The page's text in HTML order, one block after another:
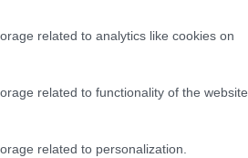
related to analytics like cookies on
related to functionality of the website
related to personalization.